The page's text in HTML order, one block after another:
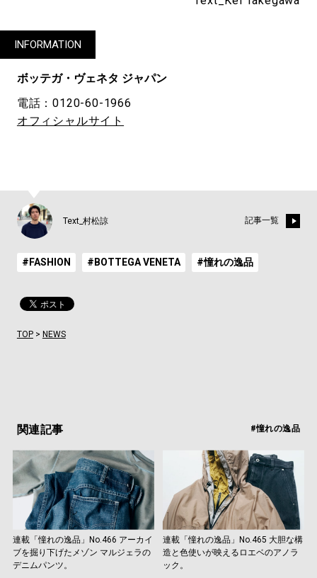
INFORMATION
ボッテガ・ヴェネタ ジャパン
電話：0120-60-1966
オフィシャルサイト
Text_村松諒 記事一覧
#FASHION #BOTTEGA VENETA #憧れの逸品
TOP> NEWS
関連記事 #憧れの逸品
連載「憧れの逸品」No.466 アーカイ
ブを掘り下げたメゾン マルジェラの
デニムパンツ。
連載「憧れの逸品」No.465 大胆な構
造と色使いが映えるロエベのアノラ
ック。